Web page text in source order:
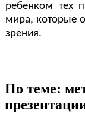
ребенком тех
мира, которые
зрения.
По теме: